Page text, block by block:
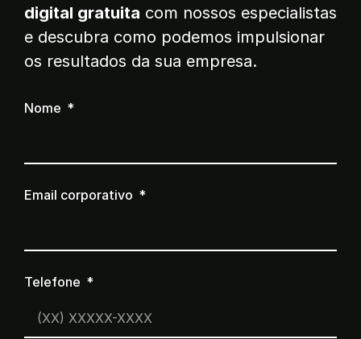
digital gratuita com nossos especialistas
e descubra como podemos impulsionar
os resultados da sua empresa.
Nome
Email corporativo
Telefone